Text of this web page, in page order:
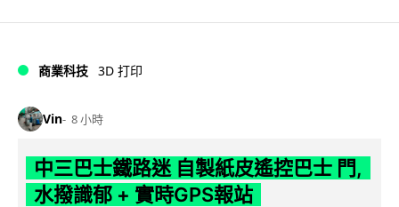
商業科技 3D 打印
Vin 8 小時
中三巴士鐵路迷 自製紙皮遙控巴士 門,
水撥識郁 + 實時GPS報站